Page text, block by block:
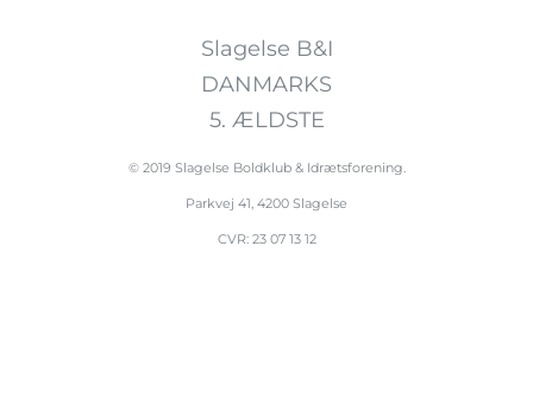
Slagelse B&I
DANMARKS
5. ÆLDSTE
© 2019 Slagelse Boldklub & Idrætsforening.
Parkvej 41, 4200 Slagelse
CVR: 23 07 13 12